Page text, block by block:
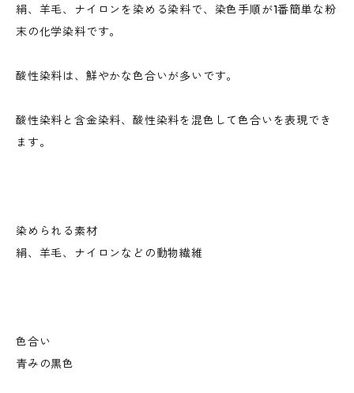
絹、羊毛、ナイロンを染める染料で、染色手順が1番簡単な粉
末の化学染料です。
酸性染料は、鮮やかな色合いが多いです。
酸性染料と含金染料、酸性染料を混色して色合いを表現でき
ます。
染められる素材
絹、羊毛、ナイロンなどの動物繊維
色合い
青みの黒色